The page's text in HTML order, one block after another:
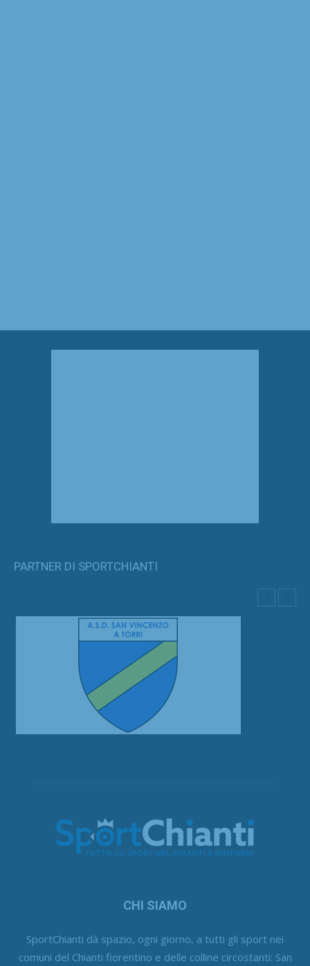
PARTNER DI SPORTCHIANTI
CHI SIAMO
SportChianti dà spazio, ogni giorno, a tutti gli sport nei
comuni del Chianti fiorentino e delle colline circostanti: San